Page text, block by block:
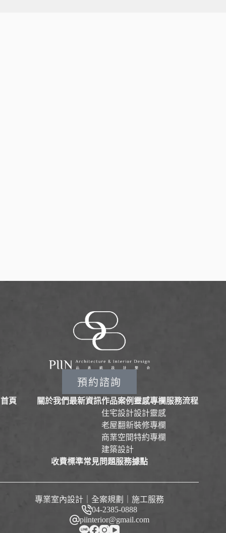
預約諮詢
首頁 關於我們最新資訊作品案例
住宅設計
老屋翻新
商業空間
建築設計
靈感專欄
設計靈感
裝修專欄
特約專欄
服務流程
收費標準常見問題服務據點
專業室內設計｜全案規劃｜施工服務
04-2385-0888
piinterior@gmail.com